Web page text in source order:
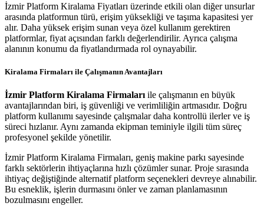
İzmir Platform Kiralama Fiyatları üzerinde etkili olan diğer unsurlar
arasında platformun türü, erişim yüksekliği ve taşıma kapasitesi yer
alır. Daha yüksek erişim sunan veya özel kullanım gerektiren
platformlar, fiyat açısından farklı değerlendirilir. Ayrıca çalışma
alanının konumu da fiyatlandırmada rol oynayabilir.
Kiralama Firmaları ile Çalışmanın Avantajları
İzmir Platform Kiralama Firmaları ile çalışmanın en büyük
avantajlarından biri, iş güvenliği ve verimliliğin artmasıdır. Doğru
platform kullanımı sayesinde çalışmalar daha kontrollü ilerler ve iş
süreci hızlanır. Aynı zamanda ekipman teminiyle ilgili tüm süreç
profesyonel şekilde yönetilir.
İzmir Platform Kiralama Firmaları, geniş makine parkı sayesinde
farklı sektörlerin ihtiyaçlarına hızlı çözümler sunar. Proje sırasında
ihtiyaç değiştiğinde alternatif platform seçenekleri devreye alınabilir.
Bu esneklik, işlerin durmasını önler ve zaman planlamasının
bozulmasını engeller.